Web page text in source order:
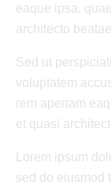
eaque ipsa,
architecto
Sed ut
voluptatem
rem aperiam
et quasi
Lorem ipsum
sed do eiusmod